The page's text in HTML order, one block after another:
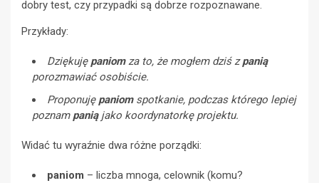
dobry test, czy przypadki są dobrze rozpoznawane.
Przykłady:
Dziękuję paniomza to, że mogłem dziś zpanią
porozmawiać osobiście.
Proponuję paniomspotkanie, podczas którego lepiej
poznam paniąjako koordynatorkę projektu.
Widać tu wyraźnie dwa różne porządki:
paniom – liczba mnoga, celownik (komu?